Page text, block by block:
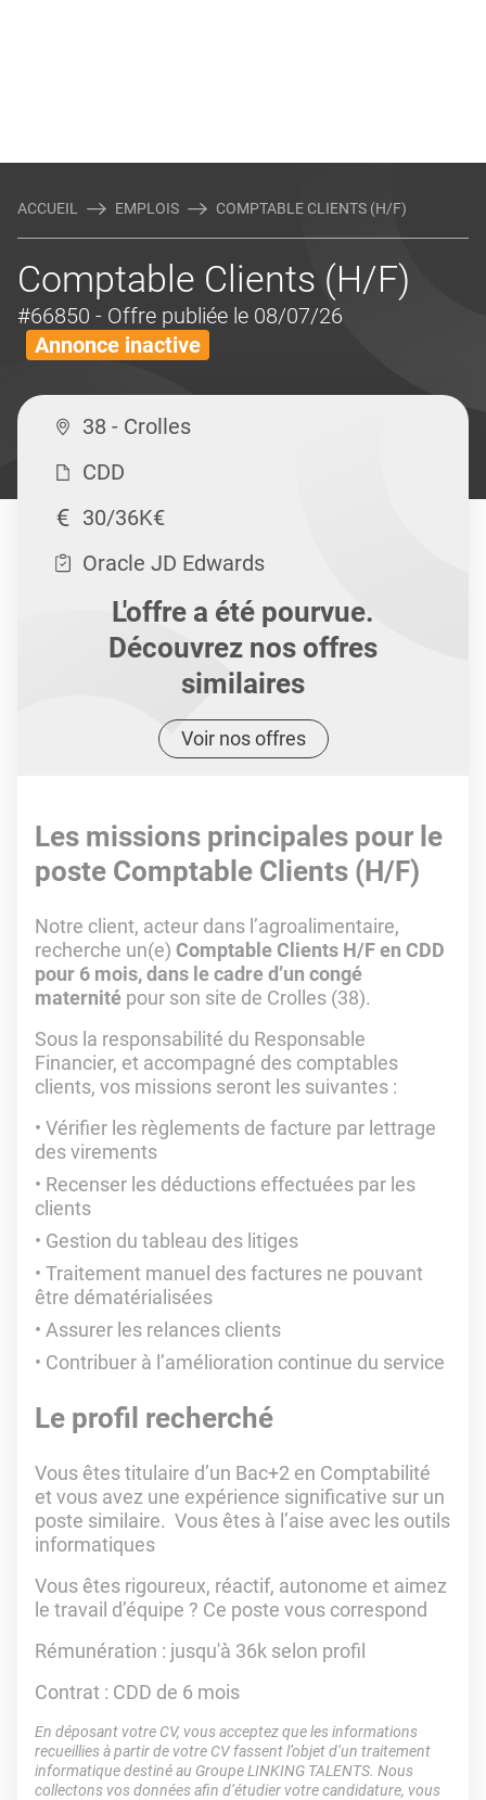
ACCUEIL EMPLOIS COMPTABLE CLIENTS (H/F)
Comptable Clients (H/F)
#66850 - Offre publiée le 08/07/26
Annonce inactive
38 - Crolles
CDD
30/36K€
Oracle JD Edwards
L'offre a été pourvue.
Découvrez nos offres
similaires
Voir nos offres
Les missions principales pour le
poste Comptable Clients (H/F)
Notre client, acteur dans l’agroalimentaire,
recherche un(e) Comptable Clients H/F en CDD
pour 6 mois, dans le cadre d’un congé
maternité pour son site de Crolles (38).
Sous la responsabilité du Responsable
Financier, et accompagné des comptables
clients, vos missions seront les suivantes :
Vérifier les règlements de facture par lettrage
des virements
Recenser les déductions effectuées par les
clients
Gestion du tableau des litiges
Traitement manuel des factures ne pouvant
être dématérialisées
Assurer les relances clients
Contribuer à l’amélioration continue du service
Le profil recherché
Vous êtes titulaire d’un Bac+2 en Comptabilité
et vous avez une expérience significative sur un
poste similaire. Vous êtes à l’aise avec les outils
informatiques
Vous êtes rigoureux, réactif, autonome et aimez
le travail d’équipe ? Ce poste vous correspond
Rémunération : jusqu'à 36k selon profil
Contrat : CDD de 6 mois
En déposant votre CV, vous acceptez que les informations
recueillies à partir de votre CV fassent l’objet d’un traitement
informatique destiné au Groupe LINKING TALENTS. Nous
collectons vos données afin d’étudier votre candidature, vous